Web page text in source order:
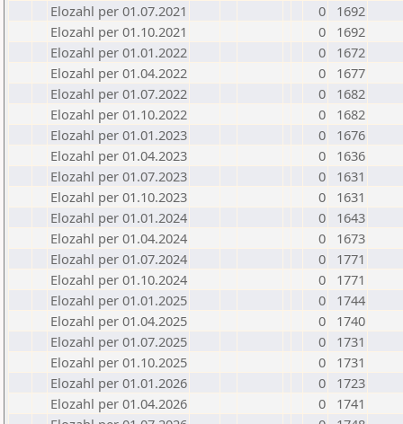
Elozahl per 01.07.2021
0
1692
Elozahl per 01.10.2021
0
1692
Elozahl per 01.01.2022
0
1672
Elozahl per 01.04.2022
0
1677
Elozahl per 01.07.2022
0
1682
Elozahl per 01.10.2022
0
1682
Elozahl per 01.01.2023
0
1676
Elozahl per 01.04.2023
0
1636
Elozahl per 01.07.2023
0
1631
Elozahl per 01.10.2023
0
1631
Elozahl per 01.01.2024
0
1643
Elozahl per 01.04.2024
0
1673
Elozahl per 01.07.2024
0
1771
Elozahl per 01.10.2024
0
1771
Elozahl per 01.01.2025
0
1744
Elozahl per 01.04.2025
0
1740
Elozahl per 01.07.2025
0
1731
Elozahl per 01.10.2025
0
1731
Elozahl per 01.01.2026
0
1723
Elozahl per 01.04.2026
0
1741